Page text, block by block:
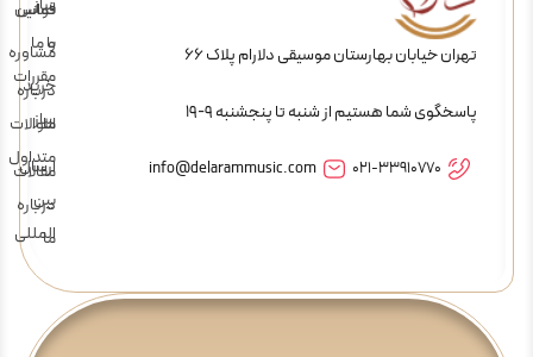
تهران خیابان بهارستان موسیقی دلارام پلاک 66
پاسخگوی شما هستیم از شنبه تا پنجشنبه 9-19
021-33910770
info@delarammusic.com
ساز
مشاوره
خرید
ساز
ارسال
بین
المللی
قوانین
و
مقررات
سوالات
متداول
درباره
ما
تماس
با ما
درباره
ما
مقالات